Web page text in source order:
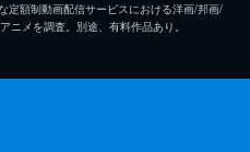
額制動画配信サービスにおける洋画/邦画/
ニメを調査。別途、有料作品あり。